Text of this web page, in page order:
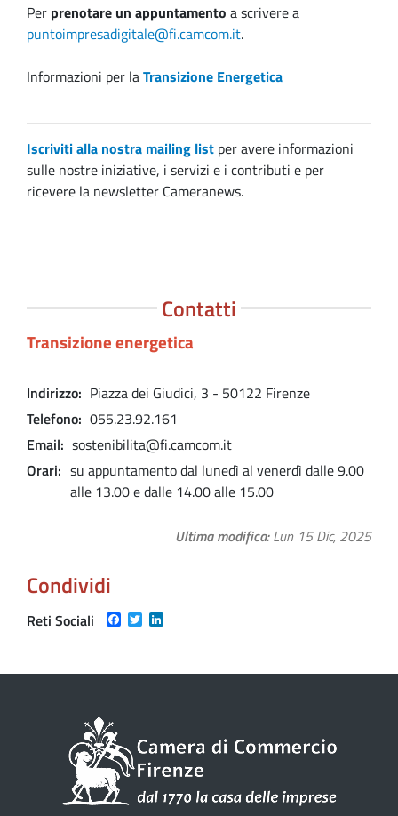
Per prenotare un appuntamento a scrivere a
puntoimpresadigitale@fi.camcom.it.
Informazioni per laTransizione Energetica
Iscriviti alla nostra mailing list per avere informazioni
sulle nostre iniziative, i servizi e i contributi e per
ricevere la newsletter Cameranews.
Contatti
Transizione energetica
Indirizzo Piazza dei Giudici, 3 - 50122 Firenze
Telefono 055.23.92.161
Email sostenibilita@fi.camcom.it
Orari
su appuntamento dal lunedì al venerdì dalle 9.00
alle 13.00 e dalle 14.00 alle 15.00
Ultima modifica Lun 15 Dic, 2025
Condividi
Reti Sociali Facebook
Twitter